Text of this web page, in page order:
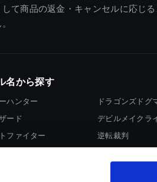
して商品の返金・キャンセルに応じる
名から探す
ハンター
ード
ファイター
ドラゴンズドグ
デビルメイクラ
逆転裁判